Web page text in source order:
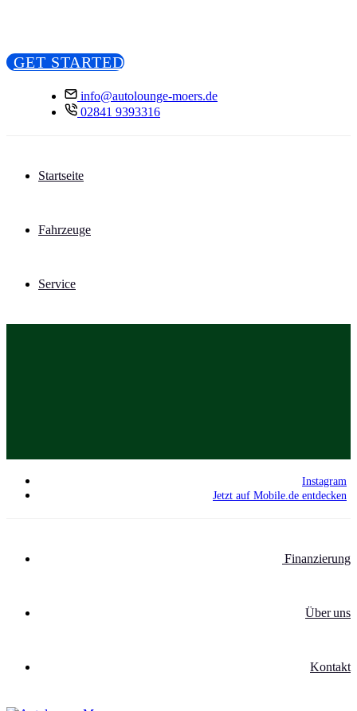
GET STARTED
info@autolounge-moers.de
02841 9393316
Startseite
Fahrzeuge
Service
Instagram
Jetzt auf Mobile.de entdecken
Finanzierung
Über uns
Kontakt